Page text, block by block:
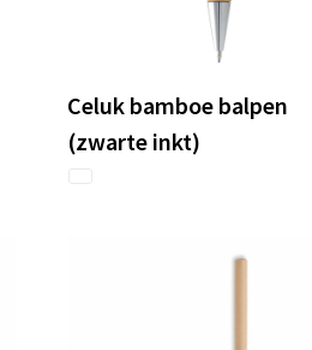
Celuk bamboe balpen
(zwarte inkt)